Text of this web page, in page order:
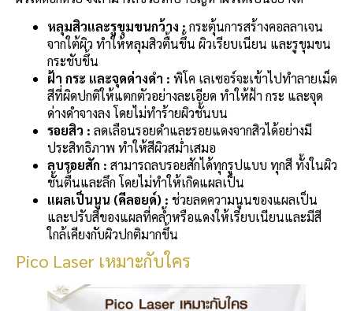
หลุมสิวและรูขุมขนกว้าง : กระตุ้นการสร้างคอลลาเจน
จากใต้ผิว ทำให้หลุมสิวตื้นขึ้น ผิวเรียบเนียน และรูขุมขน
กระชับขึ้น
ฝ้า กระ และจุดด่างดำ : พิโค เลเซอร์จะเข้าไปทำลายเม็ด
สีที่ผิดปกติให้แตกตัวอย่างละเอียด ทำให้ฝ้า กระ และจุด
ด่างดำจางลง โดยไม่ทำร้ายผิวชั้นบน
รอยสิว : ลดเลือนรอยดำและรอยแดงจากสิวได้อย่างมี
ประสิทธิภาพ ทำให้สีผิวสม่ำเสมอ
ลบรอยสัก : สามารถลบรอยสักได้ทุกรูปแบบ ทุกสี ทั้งในผิว
ชั้นตื้นและลึก โดยไม่ทำให้เกิดแผลเป็น
แผลเป็นนูน (คีลอยด์) : ช่วยลดความนูนของแผลเป็น
และปรับสีของแผลที่คล้ำหรือแดงให้เรียบเนียนและมีสี
ใกล้เคียงกับผิวปกติมากขึ้น
Pico Laser เหมาะกับใคร